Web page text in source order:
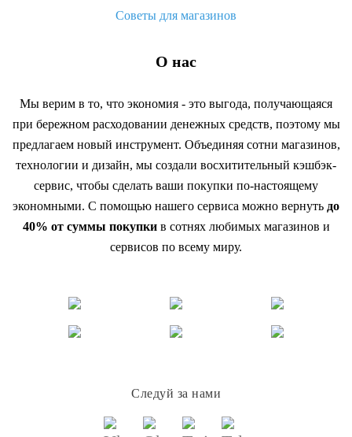
Советы для магазинов
О нас
Мы верим в то, что экономия - это выгода, получающаяся
при бережном расходовании денежных средств, поэтому мы
предлагаем новый инструмент. Объединяя сотни магазинов,
технологии и дизайн, мы создали восхитительный кэшбэк-
сервис, чтобы сделать ваши покупки по-настоящему
экономными. С помощью нашего сервиса можно вернуть до
40% от суммы покупкив сотнях любимых магазинов и
сервисов по всему миру.
Следуй за нами